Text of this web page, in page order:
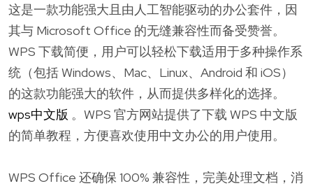
这是一款功能强大且由人工智能驱动的办公套件，因
其与 Microsoft Office 的无缝兼容性而备受赞誉。
WPS 下载简便，用户可以轻松下载适用于多种操作系
统（包括 Windows、Mac、Linux、Android 和 iOS）
的这款功能强大的软件，从而提供多样化的选择。
wps中文版 。WPS 官方网站提供了下载 WPS 中文版
的简单教程，方便喜欢使用中文办公的用户使用。
WPS Office 还确保 100% 兼容性，完美处理文档，消